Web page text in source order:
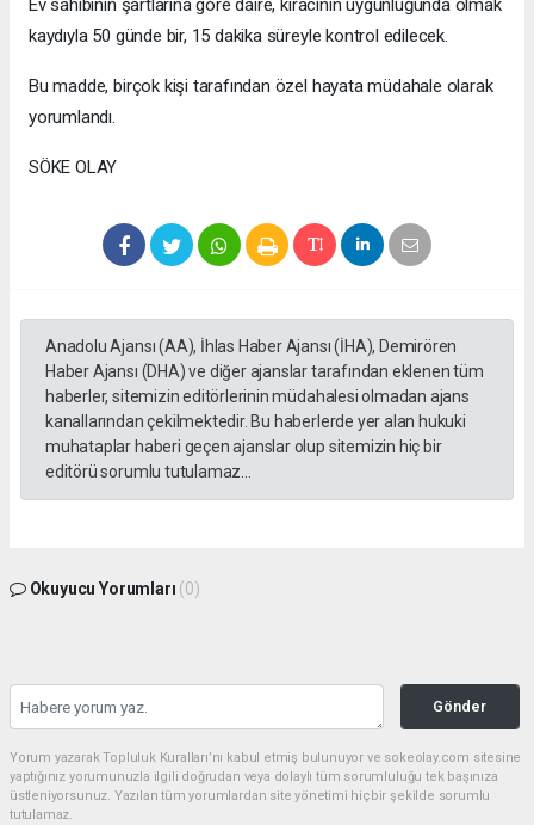
Ev sahibinin şartlarına göre daire, kiracının uygunluğunda olmak
kaydıyla 50 günde bir, 15 dakika süreyle kontrol edilecek.
Bu madde, birçok kişi tarafından özel hayata müdahale olarak
yorumlandı.
SÖKE OLAY
Anadolu Ajansı (AA), İhlas Haber Ajansı (İHA), Demirören
Haber Ajansı (DHA) ve diğer ajanslar tarafından eklenen tüm
haberler, sitemizin editörlerinin müdahalesi olmadan ajans
kanallarından çekilmektedir. Bu haberlerde yer alan hukuki
muhataplar haberi geçen ajanslar olup sitemizin hiç bir
editörü sorumlu tutulamaz...
Okuyucu Yorumları (0)
Gönder
Yorum yazarak Topluluk Kuralları’nı kabul etmiş bulunuyor ve sokeolay.com sitesine
yaptığınız yorumunuzla ilgili doğrudan veya dolaylı tüm sorumluluğu tek başınıza
üstleniyorsunuz. Yazılan tüm yorumlardan site yönetimi hiçbir şekilde sorumlu
tutulamaz.